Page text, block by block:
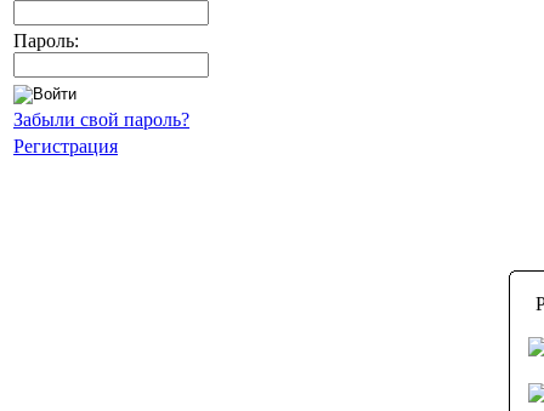
Пароль:
Забыли свой пароль?
Регистрация